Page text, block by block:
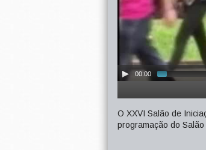
00:00
O XXVI Salão de
programação do